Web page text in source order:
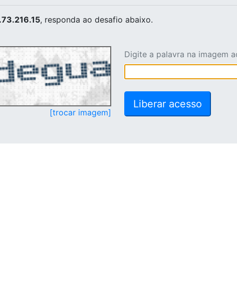
, responda ao desafio abaixo.
[trocar imagem]
Digite a palavra na imagem